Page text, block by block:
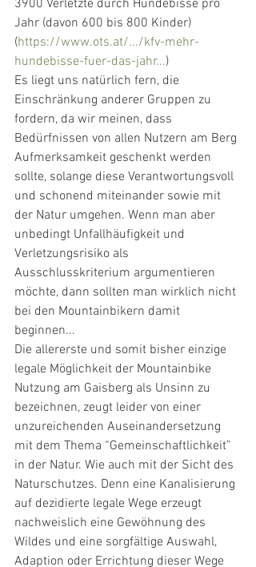
3900 Verletzte durch Hundebisse pro
Jahr (davon 600 bis 800 Kinder)
(https://www.ots.at/.../kfv-mehr-
hundebisse-fuer-das-jahr...)
Es liegt uns natürlich fern, die
Einschränkung anderer Gruppen zu
fordern, da wir meinen, dass
Bedürfnissen von allen Nutzern am Berg
Aufmerksamkeit geschenkt werden
sollte, solange diese Verantwortungsvoll
und schonend miteinander sowie mit
der Natur umgehen. Wenn man aber
unbedingt Unfallhäufigkeit und
Verletzungsrisiko als
Ausschlusskriterium argumentieren
möchte, dann sollten man wirklich nicht
bei den Mountainbikern damit
beginnen...
Die allererste und somit bisher einzige
legale Möglichkeit der Mountainbike
Nutzung am Gaisberg als Unsinn zu
bezeichnen, zeugt leider von einer
unzureichenden Auseinandersetzung
mit dem Thema “Gemeinschaftlichkeit”
in der Natur. Wie auch mit der Sicht des
Naturschutzes. Denn eine Kanalisierung
auf dezidierte legale Wege erzeugt
nachweislich eine Gewöhnung des
Wildes und eine sorgfältige Auswahl,
Adaption oder Errichtung dieser Wege